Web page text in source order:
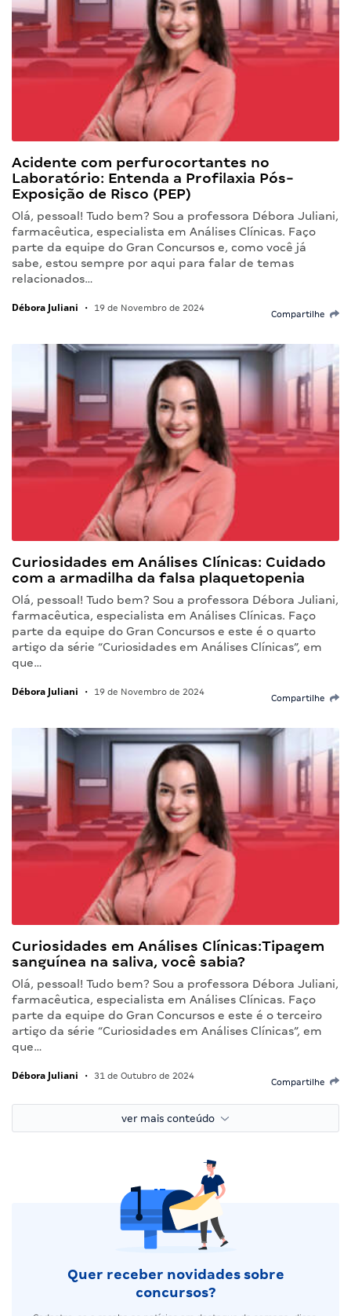
Acidente com perfurocortantes no
Laboratório: Entenda a Profilaxia Pós-
Exposição de Risco (PEP)
Olá, pessoal! Tudo bem? Sou a professora Débora Juliani,
farmacêutica, especialista em Análises Clínicas. Faço
parte da equipe do Gran Concursos e, como você já
sabe, estou sempre por aqui para falar de temas
relacionados…
Débora Juliani • 19 de Novembro de 2024
Compartilhe
Curiosidades em Análises Clínicas: Cuidado
com a armadilha da falsa plaquetopenia
Olá, pessoal! Tudo bem? Sou a professora Débora Juliani,
farmacêutica, especialista em Análises Clínicas. Faço
parte da equipe do Gran Concursos e este é o quarto
artigo da série “Curiosidades em Análises Clínicas”, em
que…
Débora Juliani • 19 de Novembro de 2024
Compartilhe
Curiosidades em Análises Clínicas:Tipagem
sanguínea na saliva, você sabia?
Olá, pessoal! Tudo bem? Sou a professora Débora Juliani,
farmacêutica, especialista em Análises Clínicas. Faço
parte da equipe do Gran Concursos e este é o terceiro
artigo da série “Curiosidades em Análises Clínicas”, em
que…
Débora Juliani • 31 de Outubro de 2024
Compartilhe
ver mais conteúdo
Quer receber novidades sobre
concursos?